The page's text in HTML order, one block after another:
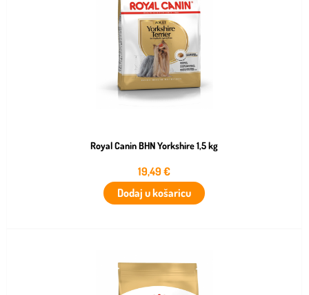
Royal Canin BHN Yorkshire 1,5 kg
19,49€
Dodaj u košaricu